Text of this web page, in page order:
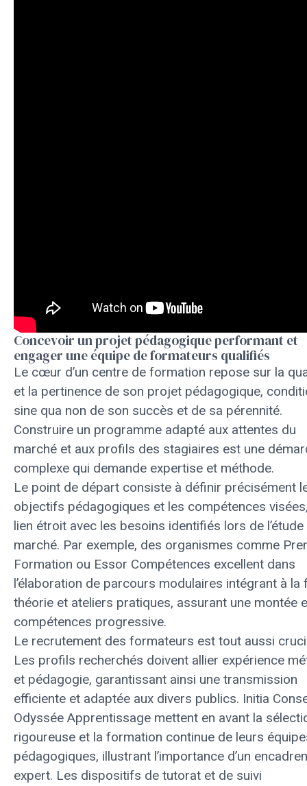
Concevoir un projet pédagogique performant et
engager une équipe de formateurs qualifiés
Le cœur d’un centre de formation repose sur la
et la pertinence de son projet pédagogique,
sine qua non de son succès et de sa pérennité.
Construire un programme adapté aux attentes du
marché et aux profils des stagiaires est une
complexe qui demande expertise et méthode.
Le point de départ consiste à définir précisément
objectifs pédagogiques et les compétences
lien étroit avec les besoins identifiés lors de l’étude
marché. Par exemple, des organismes comme
Formation ou Essor Compétences excellent dans
l’élaboration de parcours modulaires intégrant à la
théorie et ateliers pratiques, assurant une montée
compétences progressive.
Le recrutement des formateurs est tout aussi
Les profils recherchés doivent allier expérience
et pédagogie, garantissant ainsi une transmission
efficiente et adaptée aux divers publics. Initia
Odyssée Apprentissage mettent en avant la
rigoureuse et la formation continue de leurs
pédagogiques, illustrant l’importance d’un
expert. Les dispositifs de tutorat et de suivi